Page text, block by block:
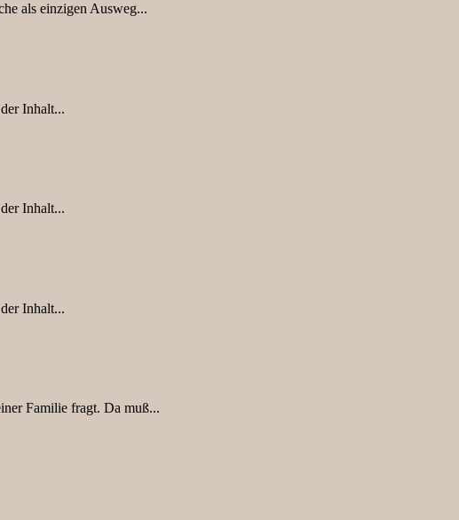
als einzigen Ausweg...
Inhalt...
Inhalt...
Inhalt...
Familie fragt. Da muß...